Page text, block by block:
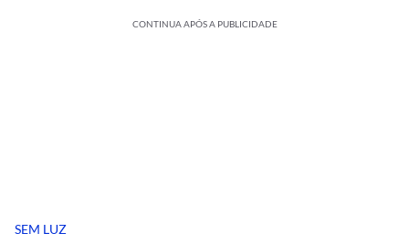
CONTINUA APÓS A PUBLICIDADE
SEM LUZ